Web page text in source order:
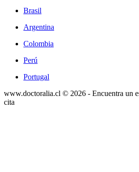
Brasil
Argentina
Colombia
Perú
Portugal
www.doctoralia.cl © 2026 - Encuentra un
cita